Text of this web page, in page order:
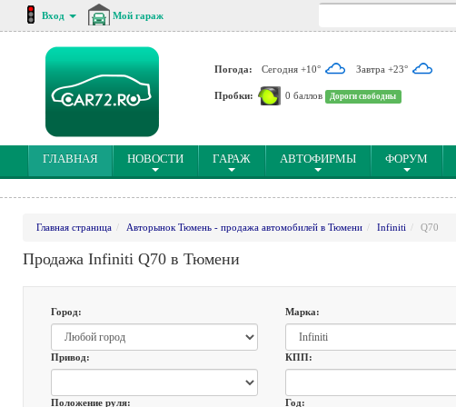
Вход Мой гараж
Погода: Сегодня +10° Завтра +23°
Пробки: 0 баллов Дороги свободны
ГЛАВНАЯ(CURRENT)
НОВОСТИ ГАРАЖ АВТОФИРМЫ ФОРУМ
Главная страница Авторынок Тюмень - продажа автомобилей в Тюмени Infiniti Q70
Продажа Infiniti Q70 в Тюмени
Город: Марка:
Привод: КПП:
Положение руля: Год: